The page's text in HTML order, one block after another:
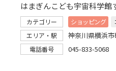
はまぎんこども宇宙科学
カテゴリー ショッピング
エリア・駅
神奈川県横浜
電話番号 045-833-5068